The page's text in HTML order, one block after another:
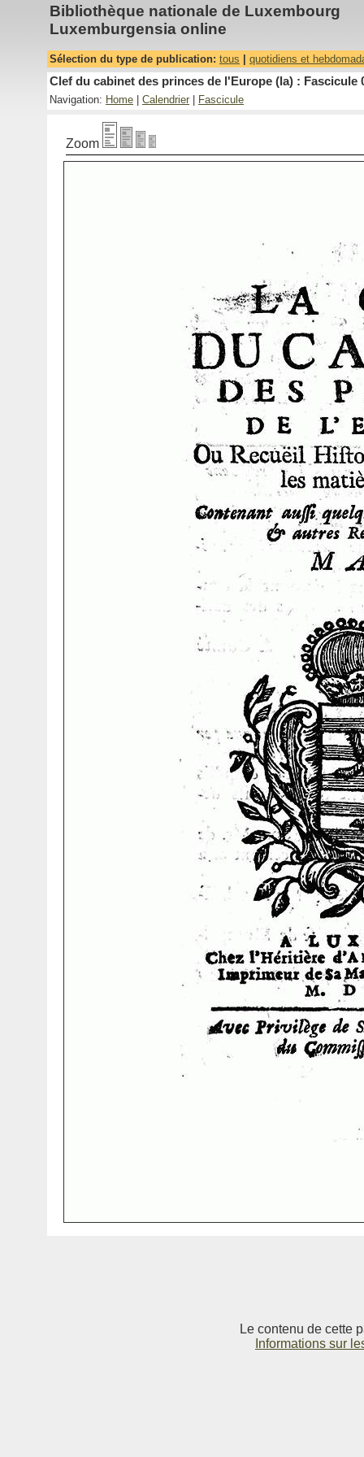
Bibliothèque nationale de Luxembourg
Luxemburgensia online
Sélection du type de publication: tous quotidiens et
Clef du cabinet des princes de l'Europe (la) : Fascicule
Navigation: Home Calendrier Fascicule
Zoom
Le contenu de cette
Informations sur